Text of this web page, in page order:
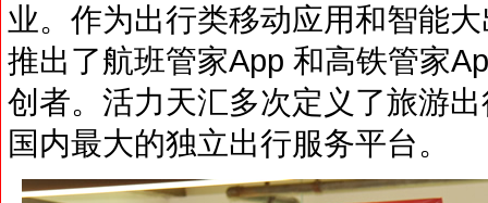
业。作为出行类移动应用和智能
推出了航班管家App 和高铁管家
创者。活力天汇多次定义了旅游
国内最大的独立出行服务平台。